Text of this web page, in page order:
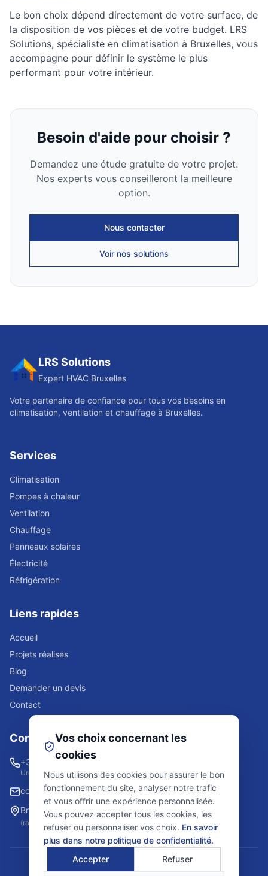
Le bon choix dépend directement de votre surface, de
la disposition de vos pièces et de votre budget. LRS
Solutions, spécialiste en climatisation à Bruxelles, vous
accompagne pour définir le système le plus
performant pour votre intérieur.
Besoin d'aide pour choisir ?
Demandez une étude gratuite de votre projet.
Nos experts vous conseilleront la meilleure
option.
Nous contacter
Voir nos solutions
LRS Solutions
Expert HVAC Bruxelles
Votre partenaire de confiance pour tous vos besoins en
climatisation, ventilation et chauffage à Bruxelles.
Services
Climatisation
Pompes à chaleur
Ventilation
Chauffage
Panneaux solaires
Électricité
Réfrigération
Liens rapides
Accueil
Projets réalisés
Blog
Demander un devis
Contact
Contact
+32 2 523 84 08
Urgence 24/7
contact@lrssolutions.be
Bruxelles et environs
(rayon de 20km)
© 2025 LRS Solutions. Tous droits réservés.
Vos choix concernant les
cookies
Nous utilisons des cookies pour assurer le bon
fonctionnement du site, analyser notre trafic
et vous offrir une expérience personnalisée.
Vous pouvez accepter tous les cookies, les
refuser ou personnaliser vos choix. En savoir
plus dans notre politique de confidentialité.
Refuser
Accepter